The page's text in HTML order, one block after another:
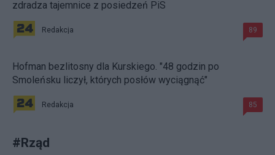
zdradza tajemnice z posiedzeń PiS
Redakcja 89
Hofman bezlitosny dla Kurskiego. "48 godzin po
Smoleńsku liczył, których posłów wyciągnąć"
Redakcja 85
#Rząd